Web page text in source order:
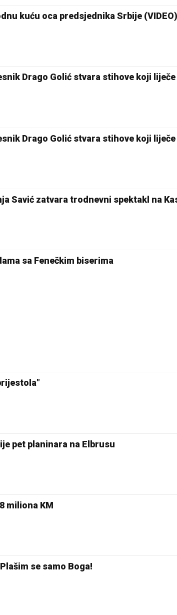
kuću oca predsjednika Srbije (VIDEO)
Drago Golić stvara stihove koji
Drago Golić stvara stihove koji
Savić zatvara trodnevni spektakl na
sa Fenečkim biserima
pet planinara na Elbrusu
miliona KM
se samo Boga!